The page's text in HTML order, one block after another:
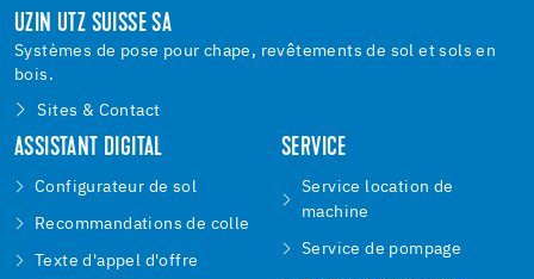
UZIN UTZ SUISSE SA
Systèmes de pose pour chape, revêtements de sol et sols en
bois.
Sites & Contact
ASSISTANT DIGITAL
Configurateur de sol
Recommandations de colle
Texte d'appel d'offre
SERVICE
Service location de
machine
Service de pompage